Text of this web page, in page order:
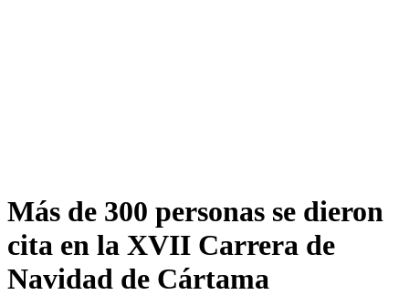
Más de 300 personas se dieron
cita en la XVII Carrera de
Navidad de Cártama